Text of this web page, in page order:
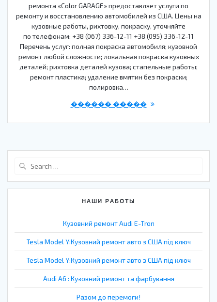
ремонта «Color GARAGE» предоставляет услуги по
ремонту и восстановлению автомобилей из США. Цены на
кузовные работы, рихтовку, покраску, уточняйте
по телефонам: +38 (067) 336-12-11 +38 (095) 336-12-11
Перечень услуг: полная покраска автомобиля; кузовной
ремонт любой сложности; локальная покраска кузовных
деталей; рихтовка деталей кузова; стапельные работы;
ремонт пластика; удаление вмятин без покраски;
полировка…
������ �����
НАШИ РАБОТЫ
Кузовний ремонт Audi E-Tron
Tesla Model Y:Кузовний ремонт авто з США під ключ
Tesla Model Y:Кузовний ремонт авто з США під ключ
Audi A6 : Кузовний ремонт та фарбування
Разом до перемоги!